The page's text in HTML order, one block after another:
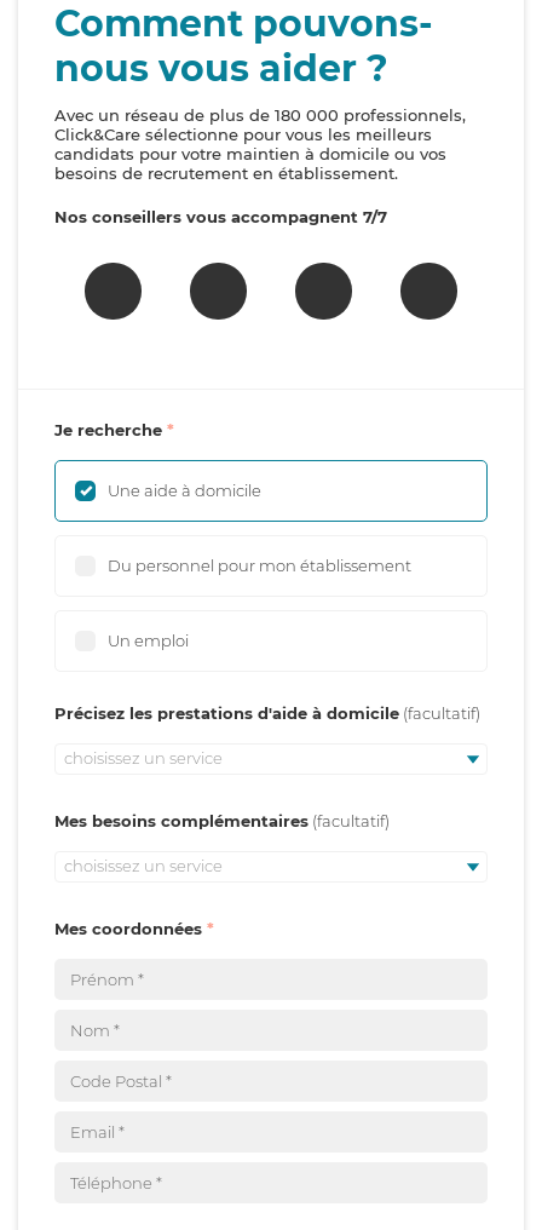
Comment pouvons-
nous vous aider ?
Avec un réseau de plus de 180 000 professionnels,
Click&Care sélectionne pour vous les meilleurs
candidats pour votre maintien à domicile ou vos
besoins de recrutement en établissement.
Nos conseillers vous accompagnent 7/7
Je recherche
Une aide à domicile
Du personnel pour mon établissement
Un emploi
Précisez les prestations d'aide à domicile
choisissez un service
Mes besoins complémentaires
choisissez un service
Mes coordonnées